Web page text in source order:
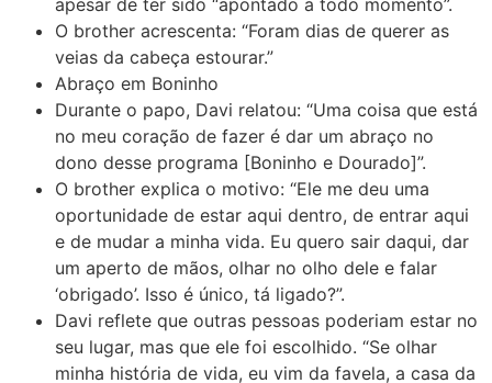
apesar de ter sido “apontado a todo momento”.
O brother acrescenta: “Foram dias de querer as
veias da cabeça estourar.”
Abraço em Boninho
Durante o papo, Davi relatou: “Uma coisa que está
no meu coração de fazer é dar um abraço no
dono desse programa [Boninho e Dourado]”.
O brother explica o motivo: “Ele me deu uma
oportunidade de estar aqui dentro, de entrar aqui
e de mudar a minha vida. Eu quero sair daqui, dar
um aperto de mãos, olhar no olho dele e falar
‘obrigado’. Isso é único, tá ligado?”.
Davi reflete que outras pessoas poderiam estar no
seu lugar, mas que ele foi escolhido. “Se olhar
minha história de vida, eu vim da favela, a casa da